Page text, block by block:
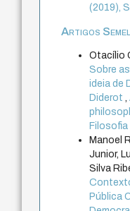
(2019),
Artigos
Otacílio
Sobre
ideia de
Diderot,
Filosofia
Manoel
Junior,
Silva
Pública